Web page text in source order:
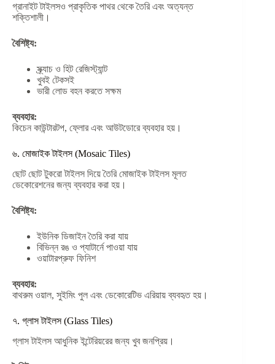
গ্রানাইট টাইলসও প্রাকৃতিক পাথর থেকে তৈরি এবং অত্যন্ত
শক্তিশালী।
বৈশিষ্ট্য:
স্ক্র্যাচ ও হিট রেজিস্ট্যান্ট
খুবই টেকসই
ভারী লোড বহন করতে সক্ষম
ব্যবহার:
কিচেন কাউন্টারটপ, ফ্লোর এবং আউটডোরে ব্যবহার হয়।
৬. মোজাইক টাইলস (Mosaic Tiles)
ছোট ছোট টুকরো টাইলস দিয়ে তৈরি মোজাইক টাইলস মূলত
ডেকোরেশনের জন্য ব্যবহার করা হয়।
বৈশিষ্ট্য:
ইউনিক ডিজাইন তৈরি করা যায়
বিভিন্ন রঙ ও প্যাটার্নে পাওয়া যায়
ওয়াটারপ্রুফ ফিনিশ
ব্যবহার:
বাথরুম ওয়াল, সুইমিং পুল এবং ডেকোরেটিভ এরিয়ায় ব্যবহৃত হয়।
৭. গ্লাস টাইলস (Glass Tiles)
গ্লাস টাইলস আধুনিক ইন্টেরিয়রের জন্য খুব জনপ্রিয়।